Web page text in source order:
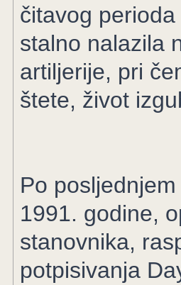
čitavog
stalno nalazila
artiljerije, pri
štete, život
Po
1991. godine,
stanovnika,
potpisivanja